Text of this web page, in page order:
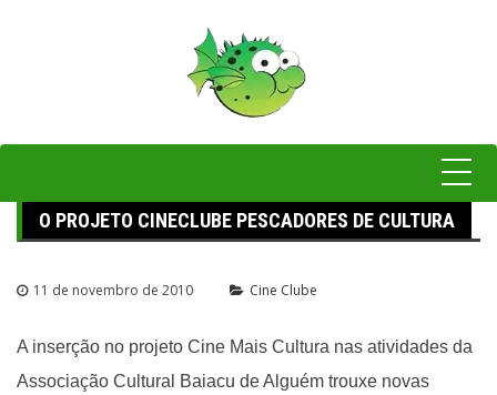
O PROJETO CINECLUBE PESCADORES DE CULTURA
11 de novembro de 2010 Cine Clube
A inserção no projeto Cine Mais Cultura nas atividades da
Associação Cultural Baiacu de Alguém trouxe novas